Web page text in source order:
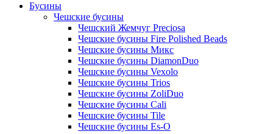
Бусины
Чешские бусины
Чешский Жемчуг Preciosa
Чешские бусины Fire Polished Beads
Чешские бусины Микс
Чешские бусины DiamonDuo
Чешские бусины Vexolo
Чешские бусины Trios
Чешские бусины ZoliDuo
Чешские бусины Cali
Чешские бусины Tile
Чешские бусины Es-O